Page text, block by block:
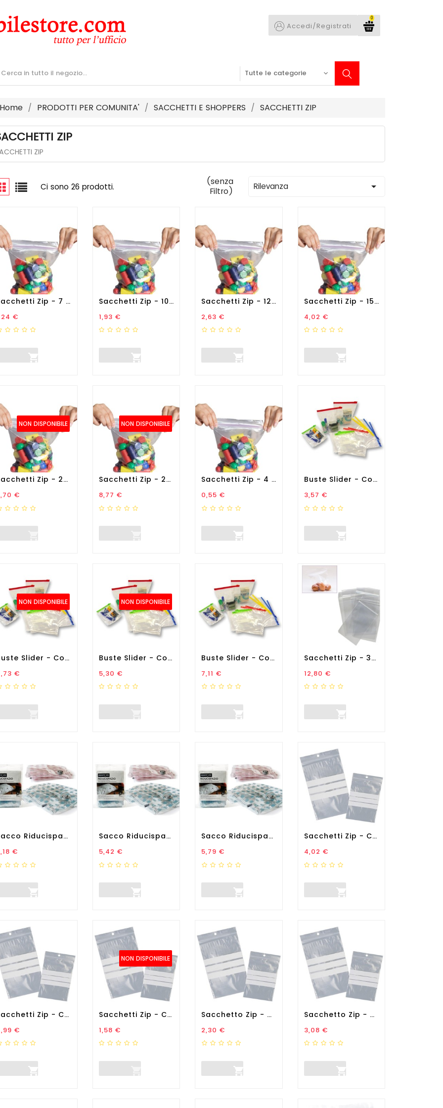
0
Accedi/Registrati
PRODOTTI PER COMUNITA' SACCHETTI E SHOPPERS SACCHETTI ZIP
ZIP
ZIP
Ci sono 26 prodotti.
(senza
Filtro)
Rilevanza 
Sacchetti Zip - 7 X 10 Cm -...
€

Sacchetti Zip - 10 X 15 Cm...
Prezzo
1,93 €

Sacchetti Zip - 12 X 17 Cm...
Prezzo
2,63 €

Sacchetti Zip - 15 X 22 Cm...
Prezzo
4,02 €

NON DISPONIBILE
Sacchetti Zip - 20 X 30 Cm...
€
NON DISPONIBILE
Sacchetti Zip - 25 X 35 Cm...
Prezzo
8,77 €
Sacchetti Zip - 4 X 6 Cm -...
Prezzo
0,55 €

Buste Slider - Con Chiusura...
Prezzo
3,57 €

NON DISPONIBILE
Buste Slider - Con Chiusura...
€
NON DISPONIBILE
Buste Slider - Con Chiusura...
Prezzo
5,30 €
Buste Slider - Con Chiusura...
Prezzo
7,11 €

Sacchetti Zip - 30 X 40 Cm...
Prezzo
12,80 €

Sacco Riducispazio -...
€

Sacco Riducispazio -...
Prezzo
5,42 €

Sacco Riducispazio -...
Prezzo
5,79 €

Sacchetti Zip - Con Bande...
Prezzo
4,02 €

Sacchetti Zip - Con Bande...
€

NON DISPONIBILE
Sacchetti Zip - Con Bande...
Prezzo
1,58 €
Sacchetto Zip - Con Bande...
Prezzo
2,30 €

Sacchetto Zip - Con Bande...
Prezzo
3,08 €
